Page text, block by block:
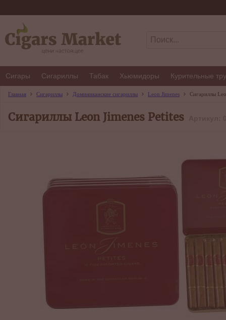
Сигары Сигариллы Табак Хьюмидоры Курительные
Главная Сигариллы Доминиканские сигариллы Leon Jimenes Сигариллы
Сигариллы Leon Jimenes Petites